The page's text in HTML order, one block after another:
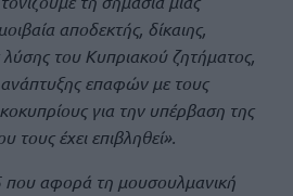
αποδεκτής, δίκαιης,
λύσης του Κυπριακού ζητήματος,
επαφών με τους
για την υπέρβαση της
έχει επιβληθεί».
αφορά τη μουσουλμανική